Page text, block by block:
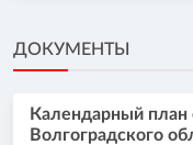
ДОКУМЕНТЫ
Календарный план
Волгоградского